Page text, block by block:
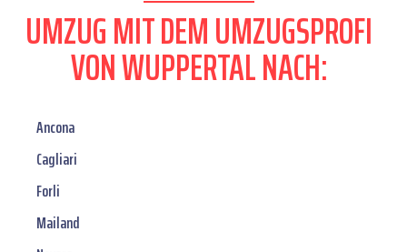
UMZUG MIT DEM UMZUGSPROFI
VON WUPPERTAL NACH:
Ancona
Cagliari
Forli
Mailand